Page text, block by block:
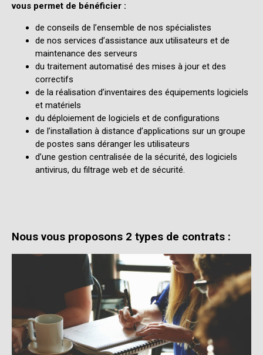
vous permet de bénéficier :
de conseils de l’ensemble de nos spécialistes
de nos services d’assistance aux utilisateurs et de
maintenance des serveurs
du traitement automatisé des mises à jour et des
correctifs
de la réalisation d’inventaires des équipements logiciels
et matériels
du déploiement de logiciels et de configurations
de l’installation à distance d’applications sur un groupe
de postes sans déranger les utilisateurs
d’une gestion centralisée de la sécurité, des logiciels
antivirus, du filtrage web et de sécurité.
Nous vous proposons 2 types de contrats :